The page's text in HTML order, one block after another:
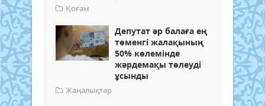
Қоғам
Депутат әр балаға ең
төменгі жалақының
50% көлемінде
жәрдемақы төлеуді
ұсынды
Жаңалықтар